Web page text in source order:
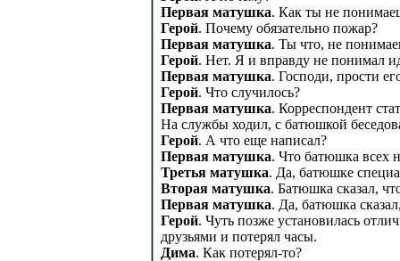
Первая матушка. Как ты не
Герой. Почему обязательно пожар?
Первая матушка. Ты что, не
Герой. Нет. Я и вправду не понимал
Первая матушка. Господи, прости
Герой. Что случилось?
Первая матушка. Корреспондент
На службы ходил, с батюшкой
Герой. А что еще написал?
Первая матушка. Что батюшка всех
Третья матушка. Да, батюшке
Вторая матушка. Батюшка сказал,
Первая матушка. Да, батюшка
Герой. Чуть позже установилась
друзьями и потерял часы.
Дима. Как потерял-то?